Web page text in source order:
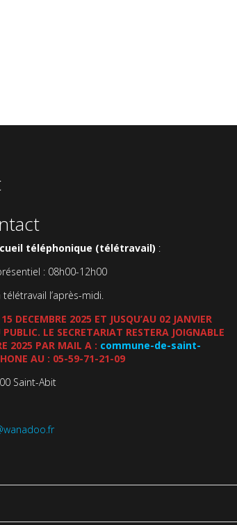
téléphonique (télétravail) :
: 08h00-12h00
l’après-midi.
DECEMBRE 2025 ET JUSQU’AU 02 JANVIER
LE SECRETARIAT RESTERA JOIGNABLE
2025 PAR MAIL A : commune-de-saint-
AU : 05-59-71-21-09
Saint-Abit